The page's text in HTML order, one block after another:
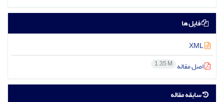
فایل ها
اصل مقاله 1.35 M
سابقه مقاله